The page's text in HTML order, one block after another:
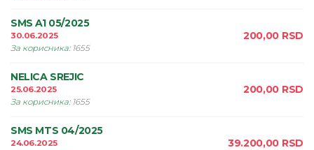
SMS A1 05/2025
30.06.2025
За корисника: 1655
200,00 RSD
NELICA SREJIC
25.06.2025
За корисника: 1655
200,00 RSD
SMS MTS 04/2025
24.06.2025
39.200,00 RSD